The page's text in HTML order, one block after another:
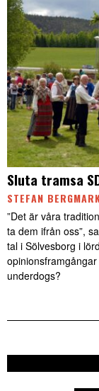
Sluta tramsa
STEFAN
”Det är våra
ta dem ifrån oss”,
tal i Sölvesborg i
underdogs?